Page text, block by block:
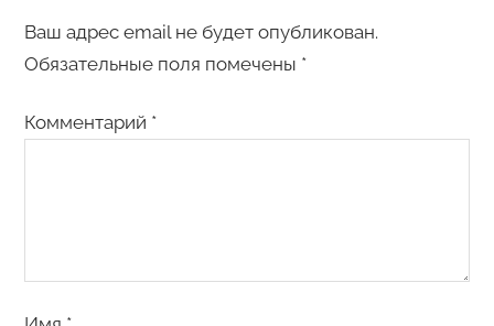
Ваш адрес email не будет опубликован.
Обязательные поля помечены *
Комментарий *